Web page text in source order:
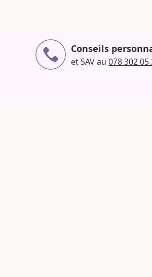
Conseils
et SAV au 078 302 05